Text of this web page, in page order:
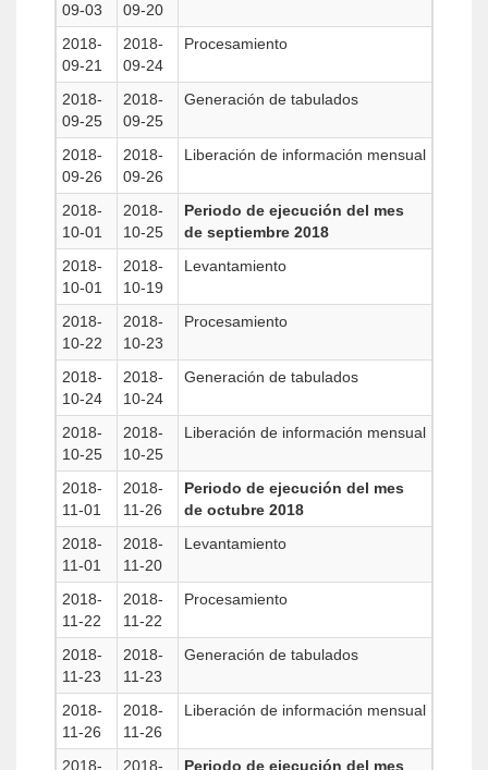
09-03
09-20
2018-
09-21
2018-
09-24
Procesamiento
2018-
09-25
2018-
09-25
Generación de tabulados
2018-
09-26
2018-
09-26
Liberación de información mensual
2018-
10-01
2018-
10-25
Periodo de ejecución del mes
de septiembre 2018
2018-
10-01
2018-
10-19
Levantamiento
2018-
10-22
2018-
10-23
Procesamiento
2018-
10-24
2018-
10-24
Generación de tabulados
2018-
10-25
2018-
10-25
Liberación de información mensual
2018-
11-01
2018-
11-26
Periodo de ejecución del mes
de octubre 2018
2018-
11-01
2018-
11-20
Levantamiento
2018-
11-22
2018-
11-22
Procesamiento
2018-
11-23
2018-
11-23
Generación de tabulados
2018-
11-26
2018-
11-26
Liberación de información mensual
2018-
2018-
Periodo de ejecución del mes